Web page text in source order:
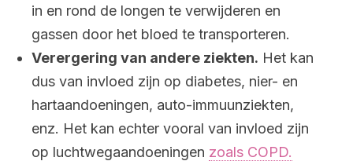
in en rond de longen te verwijderen en
gassen door het bloed te transporteren.
Verergering van andere ziekten. Het kan
dus van invloed zijn op diabetes, nier- en
hartaandoeningen, auto-immuunziekten,
enz. Het kan echter vooral van invloed zijn
op luchtwegaandoeningen zoals COPD.